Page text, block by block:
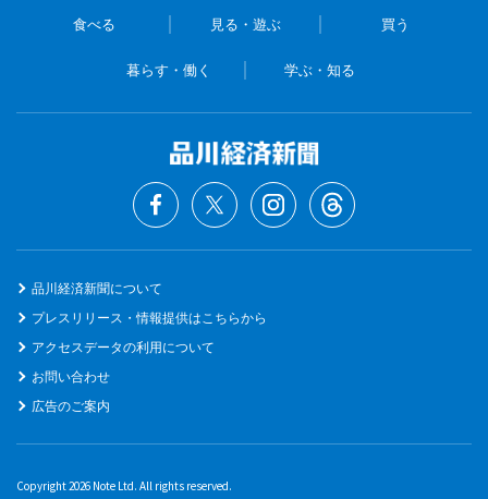
食べる 見る・遊ぶ 買う
暮らす・働く 学ぶ・知る
品川経済新聞について
プレスリリース・情報提供はこちらから
アクセスデータの利用について
お問い合わせ
広告のご案内
Copyright 2026 Note Ltd. All rights reserved.